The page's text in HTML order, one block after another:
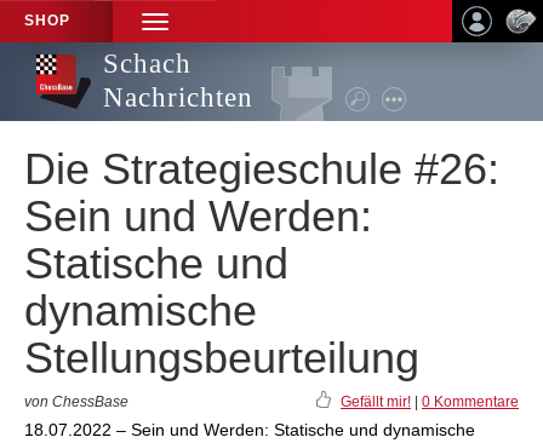
SHOP
TOGGLE
NAVIGATION
Schach
Nachrichten
Die Strategieschule #26:
Sein und Werden:
Statische und
dynamische
Stellungsbeurteilung
von ChessBase Gefällt mir! 0 Kommentare
18.07.2022 – Sein und Werden: Statische und dynamische